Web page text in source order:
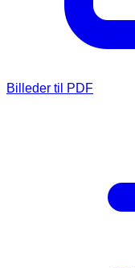
Billeder til PDF